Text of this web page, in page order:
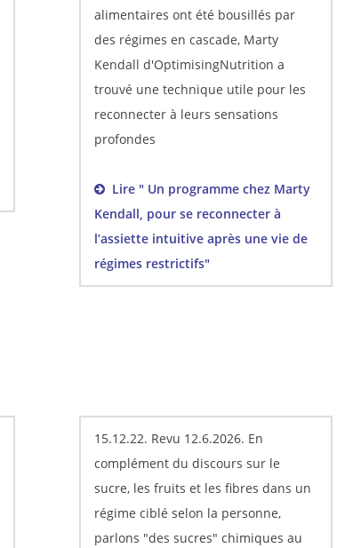
alimentaires ont été bousillés par
des régimes en cascade, Marty
Kendall d'OptimisingNutrition a
trouvé une technique utile pour les
reconnecter à leurs sensations
profondes
Lire " Un programme chez Marty
Kendall, pour se reconnecter à
l’assiette intuitive après une vie de
régimes restrictifs"
15.12.22. Revu 12.6.2026. En
complément du discours sur le
sucre, les fruits et les fibres dans un
régime ciblé selon la personne,
parlons "des sucres" chimiques au